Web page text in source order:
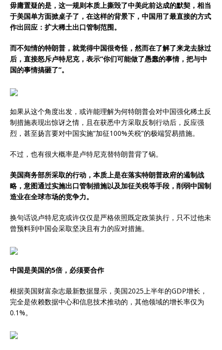
毋庸置疑的是，这一规则本质上撕毁了中美此前达成的默契，相当
于美国单方面掀桌子了，在这样的背景下，中国用了最直接的方式
作出回应：扩大稀土出口管制范围。
而不知情的特朗普，就觉得中国很奇怪，然而在了解了来龙去脉过
后，直接怒斥卢特尼克，表示“你们可能做了愚蠢的事情，把与中
国的事情搞砸了”。
如果从这个角度出发，或许能理解为何特朗普会对中国强化稀土反
制措施表现出惊讶之情，且在获悉中方采取反制行动后，反应强
烈，甚至扬言要对中国实施“加征100%关税”的极端贸易措施。
不过，也有很大概率是卢特尼克替特朗普背了锅。
美国商务部所采取的行动，本质上是在落实特朗普政府的遏制战
略，意图通过实施出口管制措施以及加征关税等手段，削弱中国制
造业在全球市场的竞争力。
换句话说卢特尼克或许仅仅是严格依照既定政策执行，只不过他未
曾预料到中国会采取坚决且有力的应对措施。
中国是美国的5倍，必须要合作
根据美国财富杂志最新数据显示，美国2025上半年的GDP增长，
完全是依赖数据中心和信息技术推动的，其他领域的增长率仅为
0.1%。